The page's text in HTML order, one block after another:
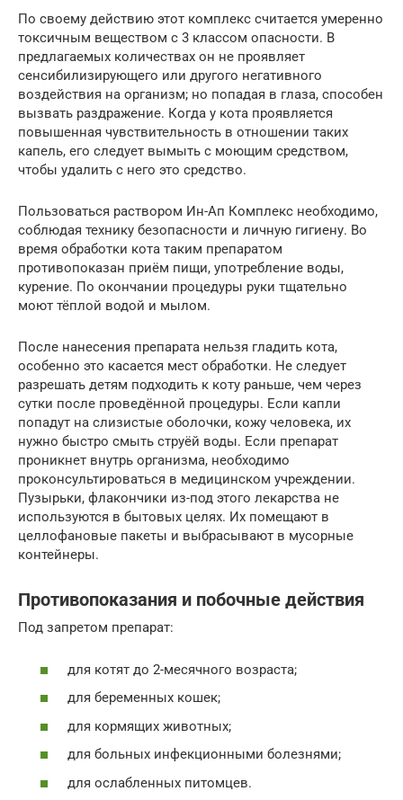
По своему действию этот комплекс считается умеренно
токсичным веществом с 3 классом опасности. В
предлагаемых количествах он не проявляет
сенсибилизирующего или другого негативного
воздействия на организм; но попадая в глаза, способен
вызвать раздражение. Когда у кота проявляется
повышенная чувствительность в отношении таких
капель, его следует вымыть с моющим средством,
чтобы удалить с него это средство.
Пользоваться раствором Ин-Ап Комплекс необходимо,
соблюдая технику безопасности и личную гигиену. Во
время обработки кота таким препаратом
противопоказан приём пищи, употребление воды,
курение. По окончании процедуры руки тщательно
моют тёплой водой и мылом.
После нанесения препарата нельзя гладить кота,
особенно это касается мест обработки. Не следует
разрешать детям подходить к коту раньше, чем через
сутки после проведённой процедуры. Если капли
попадут на слизистые оболочки, кожу человека, их
нужно быстро смыть струёй воды. Если препарат
проникнет внутрь организма, необходимо
проконсультироваться в медицинском учреждении.
Пузырьки, флакончики из-под этого лекарства не
используются в бытовых целях. Их помещают в
целлофановые пакеты и выбрасывают в мусорные
контейнеры.
Противопоказания и побочные действия
Под запретом препарат:
для котят до 2-месячного возраста;
для беременных кошек;
для кормящих животных;
для больных инфекционными болезнями;
для ослабленных питомцев.